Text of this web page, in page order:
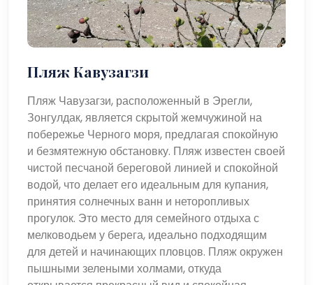
Пляж Кавузагзи
Пляж Чавузагзи, расположенный в Эрегли,
Зонгулдак, является скрытой жемчужиной на
побережье Черного моря, предлагая спокойную
и безмятежную обстановку. Пляж известен своей
чистой песчаной береговой линией и спокойной
водой, что делает его идеальным для купания,
принятия солнечных ванн и неторопливых
прогулок. Это место для семейного отдыха с
мелководьем у берега, идеально подходящим
для детей и начинающих пловцов. Пляж окружен
пышными зелеными холмами, откуда